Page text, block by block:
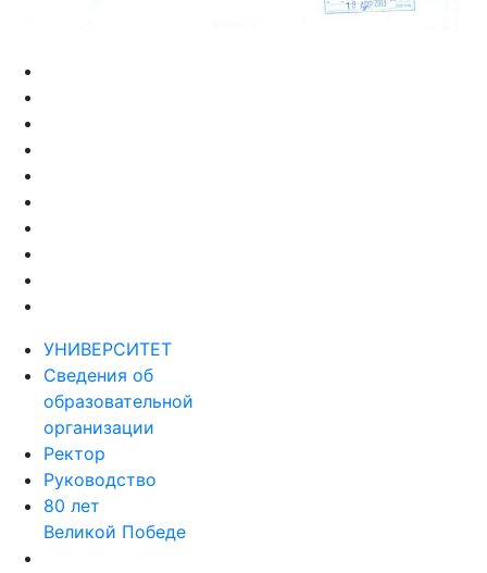
УНИВЕРСИТЕТ
Сведения об
образовательной
организации
Ректор
Руководство
80 лет
Великой Победе